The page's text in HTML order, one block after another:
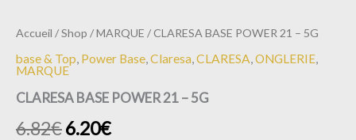
Accueil /Shop /MARQUE / CLARESA BASE POWER 21 – 5G
base & Top, Power Base,Claresa,CLARESA,ONGLERIE,
MARQUE
CLARESA BASE POWER 21 – 5G
6.82€6.20€